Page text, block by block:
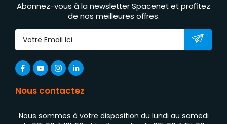
Abonnez-vous à la newsletter Spacenet et profitez
de nos meilleures offres.
Nous contactez
Nous sommes à votre disposition du lundi au samedi